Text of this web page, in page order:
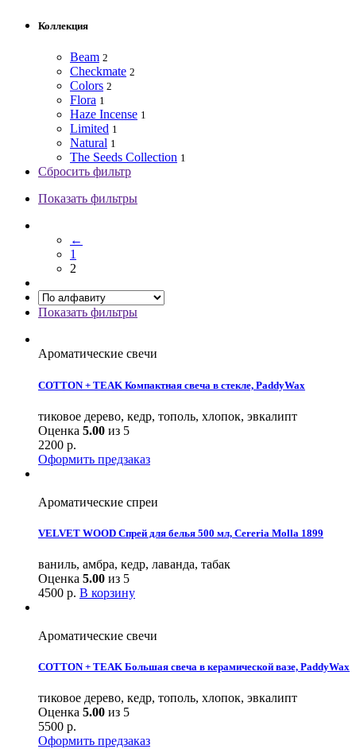
Коллекция
Beam 2
Checkmate 2
Colors 2
Flora 1
Haze Incense 1
Limited 1
Natural 1
The Seeds Collection 1
Сбросить фильтр
Показать фильтры
←
1
2
Показать фильтры
Ароматические свечи
COTTON + TEAK Компактная свеча в стекле, PaddyWax
тиковое дерево, кедр, тополь, хлопок, эвкалипт
Оценка 5.00 из 5
2200 р.
Оформить предзаказ
Ароматические спреи
VELVET WOOD Спрей для белья 500 мл, Cereria Molla 1899
ваниль, амбра, кедр, лаванда, табак
Оценка 5.00 из 5
4500 р. В корзину
Ароматические свечи
COTTON + TEAK Большая свеча в керамической вазе, PaddyWax
тиковое дерево, кедр, тополь, хлопок, эвкалипт
Оценка 5.00 из 5
5500 р.
Оформить предзаказ